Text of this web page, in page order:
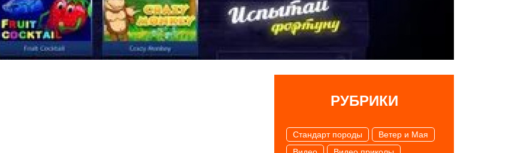
РУБРИКИ
Cтандарт породы
Ветер и Мая